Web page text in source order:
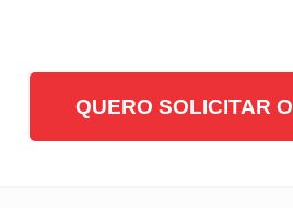
QUERO SOLICITAR